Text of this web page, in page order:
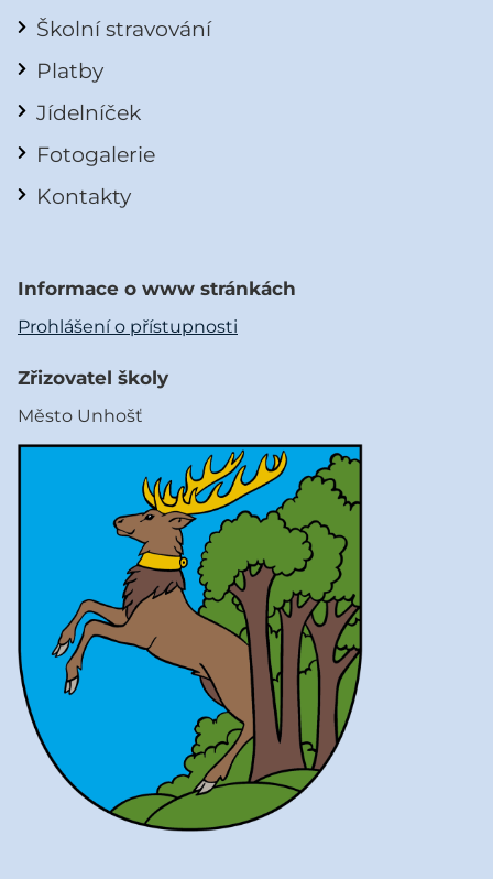
Školní stravování
Platby
Jídelníček
Fotogalerie
Kontakty
Informace o www stránkách
Prohlášení o přístupnosti
Zřizovatel školy
Město Unhošť